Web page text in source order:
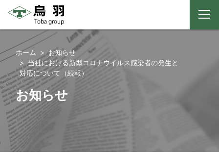
テ
ツ
へ
ス
キ
プ
ニ
ホーム
お知らせ
当社における新型コロナウイルス感染者の発生と
対応について（続報）
お知らせ